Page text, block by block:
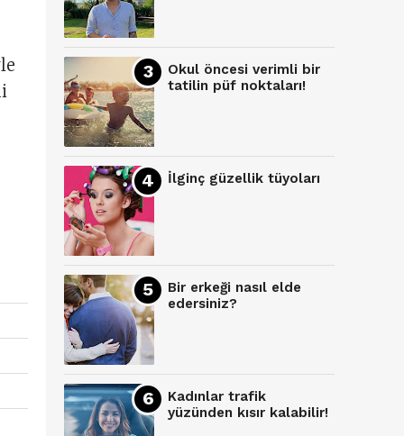
Okul öncesi verimli bir
tatilin püf noktaları!
İlginç güzellik tüyoları
Bir erkeği nasıl elde
edersiniz?
Kadınlar trafik
yüzünden kısır kalabilir!